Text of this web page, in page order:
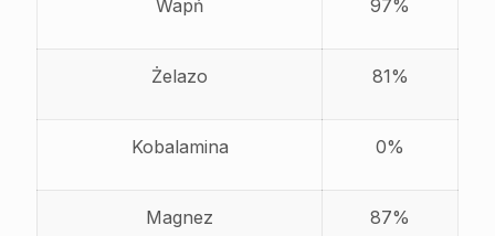
Wapń 97%
Żelazo 81%
Kobalamina 0%
Magnez 87%